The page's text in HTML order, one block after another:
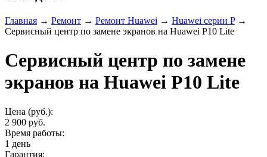
Главная → Ремонт → Ремонт Huawei → Huawei серии P →
Сервисный центр по замене экранов на Huawei P10 Lite
Сервисный центр по замене
экранов на Huawei P10 Lite
Цена (руб.):
2 900 руб.
Время работы:
1 день
Гарантия: